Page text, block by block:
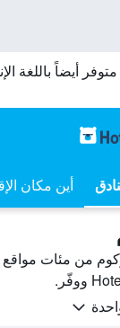
متوفر أيضاً باللغة
أين مكان
من مئات مواقع